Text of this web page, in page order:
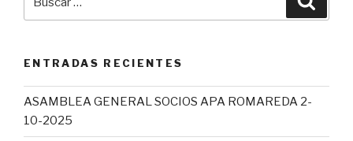
ENTRADAS RECIENTES
ASAMBLEA GENERAL SOCIOS APA ROMAREDA 2-
10-2025